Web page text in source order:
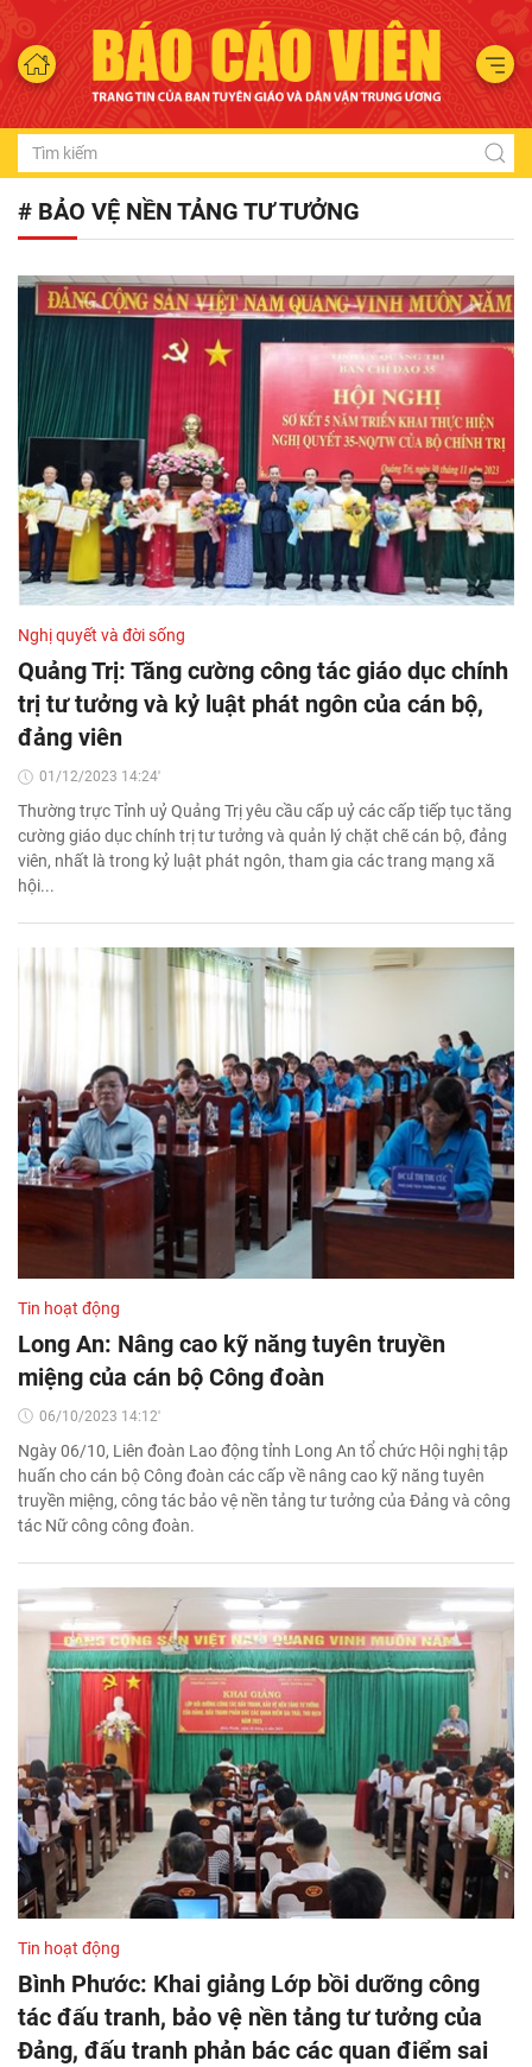
# BẢO VỆ NỀN TẢNG TƯ TƯỞNG
Nghị quyết và đời sống
Quảng Trị: Tăng cường công tác giáo dục chính
trị tư tưởng và kỷ luật phát ngôn của cán bộ,
đảng viên
01/12/2023 14:24'
Thường trực Tỉnh uỷ Quảng Trị yêu cầu cấp uỷ các cấp tiếp tục tăng
cường giáo dục chính trị tư tưởng và quản lý chặt chẽ cán bộ, đảng
viên, nhất là trong kỷ luật phát ngôn, tham gia các trang mạng xã
hội...
Tin hoạt động
Long An: Nâng cao kỹ năng tuyên truyền
miệng của cán bộ Công đoàn
06/10/2023 14:12'
Ngày 06/10, Liên đoàn Lao động tỉnh Long An tổ chức Hội nghị tập
huấn cho cán bộ Công đoàn các cấp về nâng cao kỹ năng tuyên
truyền miệng, công tác bảo vệ nền tảng tư tưởng của Đảng và công
tác Nữ công công đoàn.
Tin hoạt động
Bình Phước: Khai giảng Lớp bồi dưỡng công
tác đấu tranh, bảo vệ nền tảng tư tưởng của
Đảng, đấu tranh phản bác các quan điểm sai